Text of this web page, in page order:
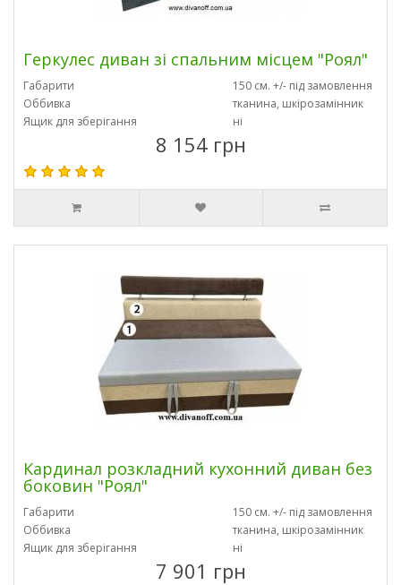
Геркулес диван зі спальним місцем "Роял"
Габарити
150 см. +/- під замовлення
Оббивка
тканина, шкірозамінник
Ящик для зберігання
ні
8 154 грн
Кардинал розкладний кухонний диван без
боковин "Роял"
Габарити
150 см. +/- під замовлення
Оббивка
тканина, шкірозамінник
Ящик для зберігання
ні
7 901 грн